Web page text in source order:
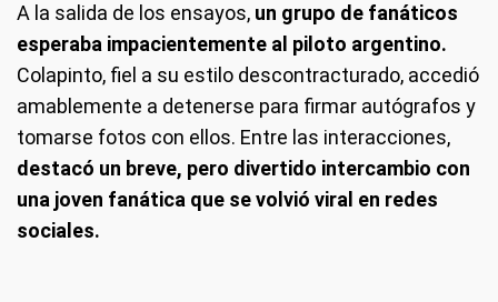
A la salida de los ensayos, un grupo de fanáticos
esperaba impacientemente al piloto argentino.
Colapinto, fiel a su estilo descontracturado, accedió
amablemente a detenerse para firmar autógrafos y
tomarse fotos con ellos. Entre las interacciones,
destacó un breve, pero divertido intercambio con
una joven fanática que se volvió viral en redes
sociales.